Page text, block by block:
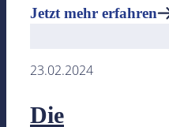
Jetzt mehr erfahren
23.02.2024
Die